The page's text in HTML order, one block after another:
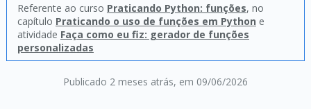
Publicado 2 meses atrás, em 09/06/2026
Referente ao curso Praticando Python: funções, no
capítulo Praticando o uso de funções em Python e
atividade Faça como eu fiz: gerador de funções
personalizadas